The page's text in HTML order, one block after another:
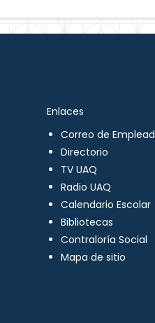
Enlaces
Correo de
Directorio
TV UAQ
Radio UAQ
Calendario Escolar
Bibliotecas
Contraloría Social
Mapa de sitio